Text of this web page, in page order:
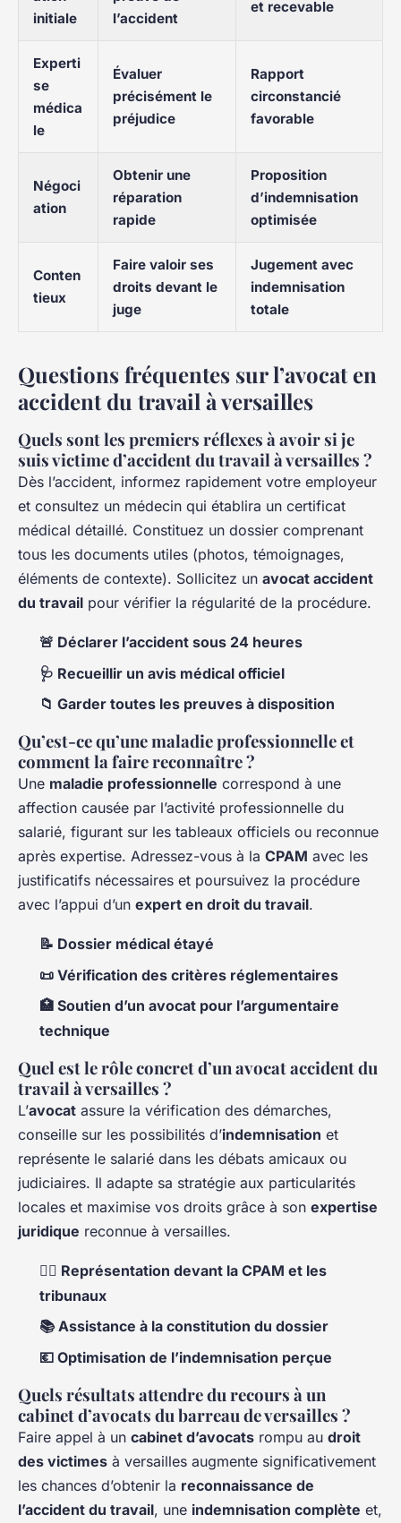
initiale
l’accident
et recevable
Experti
se
médica
le
Évaluer
précisément le
préjudice
Rapport
circonstancié
favorable
Négoci
ation
Obtenir une
réparation
rapide
Proposition
d’indemnisation
optimisée
Conten
tieux
Faire valoir ses
droits devant le
juge
Jugement avec
indemnisation
totale
Questions fréquentes sur l’avocat en
accident du travail à versailles
Quels sont les premiers réflexes à avoir si je
suis victime d’accident du travail à versailles ?
Dès l’accident, informez rapidement votre employeur
et consultez un médecin qui établira un certificat
médical détaillé. Constituez un dossier comprenant
tous les documents utiles (photos, témoignages,
éléments de contexte). Sollicitez un avocat accident
du travail pour vérifier la régularité de la procédure.
🚨 Déclarer l’accident sous 24 heures
🩺 Recueillir un avis médical officiel
📁 Garder toutes les preuves à disposition
Qu’est-ce qu’une maladie professionnelle et
comment la faire reconnaître ?
Une maladie professionnelle correspond à une
affection causée par l’activité professionnelle du
salarié, figurant sur les tableaux officiels ou reconnue
après expertise. Adressez-vous à la CPAM avec les
justificatifs nécessaires et poursuivez la procédure
avec l’appui d’un expert en droit du travail.
📝 Dossier médical étayé
📜 Vérification des critères réglementaires
🏥 Soutien d’un avocat pour l’argumentaire
technique
Quel est le rôle concret d’un avocat accident du
travail à versailles ?
L’avocat assure la vérification des démarches,
conseille sur les possibilités d’indemnisation et
représente le salarié dans les débats amicaux ou
judiciaires. Il adapte sa stratégie aux particularités
locales et maximise vos droits grâce à son expertise
juridique reconnue à versailles.
👨‍⚖️ Représentation devant la CPAM et les
tribunaux
📚 Assistance à la constitution du dossier
💶 Optimisation de l’indemnisation perçue
Quels résultats attendre du recours à un
cabinet d’avocats du barreau de versailles ?
Faire appel à un cabinet d’avocats rompu au droit
des victimes à versailles augmente significativement
les chances d’obtenir la reconnaissance de
l’accident du travail, une indemnisation complète et,